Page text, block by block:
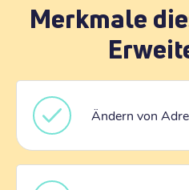
Merkmale
Ändern von